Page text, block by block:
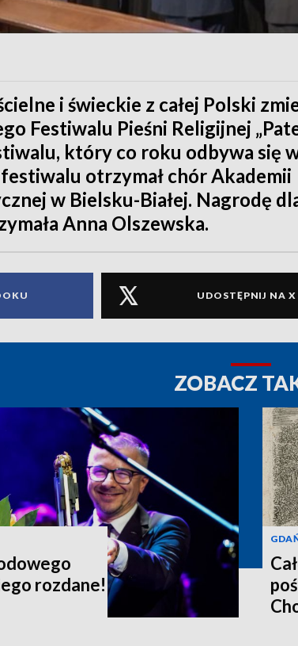
i świeckie z całej Polski
Festiwalu Pieśni Religijnej
który co roku odbywa się
otrzymał chór Akademii
w Bielsku-Białej. Nagrodę
Anna Olszewska.
UDOSTĘPNIJ NA X
ZOBACZ
rozdane!